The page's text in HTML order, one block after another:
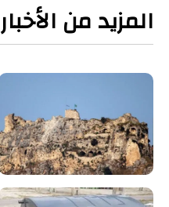
المزيد من الأخبار